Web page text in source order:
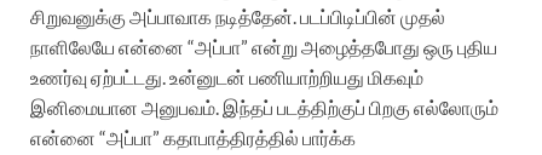
சிறுவனுக்கு அப்பாவாக நடித்தேன். படப்பிடிப்பின் முதல்
நாளிலேயே என்னை “அப்பா” என்று அழைத்தபோது ஒரு புதிய
உணர்வு ஏற்பட்டது. உன்னுடன் பணியாற்றியது மிகவும்
இனிமையான அனுபவம். இந்தப் படத்திற்குப் பிறகு எல்லோரும்
என்னை “அப்பா” கதாபாத்திரத்தில் பார்க்க